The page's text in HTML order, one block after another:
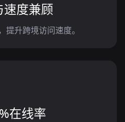
速度兼顾
提升跨境访问速度。
在线率